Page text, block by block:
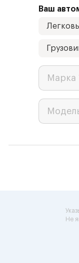
Ваш
Марка
Не